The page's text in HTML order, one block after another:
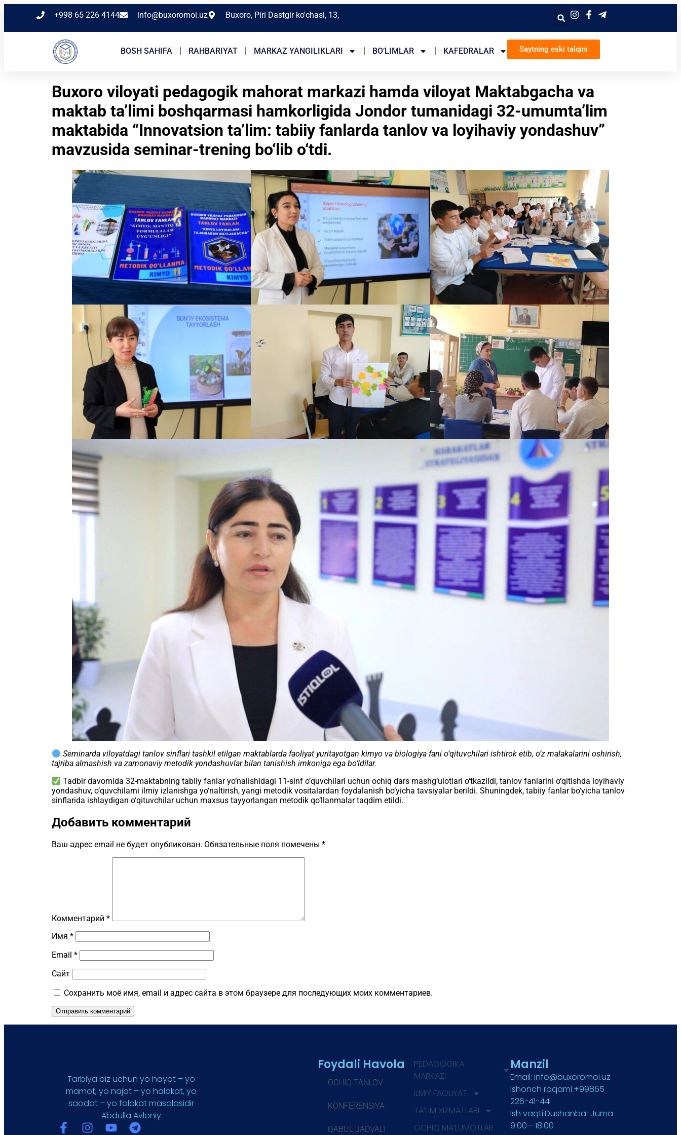
+998 65 226 4144 info@buxoromoi.uz Buxoro, Piri Dastgir ko'chasi, 13,
BOSH SAHIFA RAHBARIYAT MARKAZ YANGILIKLARI BO’LIMLAR KAFEDRALAR Saytning eski talqini
Buxoro viloyati pedagogik mahorat markazi hamda viloyat Maktabgacha va
maktab ta’limi boshqarmasi hamkorligida Jondor tumanidagi 32-umumta’lim
maktabida “Innovatsion ta’lim: tabiiy fanlarda tanlov va loyihaviy yondashuv”
mavzusida seminar-trening bo‘lib o‘tdi.
Seminarda viloyatdagi tanlov sinflari tashkil etilgan maktablarda faoliyat yuritayotgan kimyo va biologiya fani o‘qituvchilari ishtirok etib, o‘z malakalarini oshirish,
tajriba almashish va zamonaviy metodik yondashuvlar bilan tanishish imkoniga ega bo‘ldilar.
Tadbir davomida 32-maktabning tabiiy fanlar yo‘nalishidagi 11-sinf o‘quvchilari uchun ochiq dars mashg‘ulotlari o‘tkazildi, tanlov fanlarini o‘qitishda loyihaviy
yondashuv, o‘quvchilarni ilmiy izlanishga yo‘naltirish, yangi metodik vositalardan foydalanish bo‘yicha tavsiyalar berildi. Shuningdek, tabiiy fanlar bo‘yicha tanlov
sinflarida ishlaydigan o‘qituvchilar uchun maxsus tayyorlangan metodik qo‘llanmalar taqdim etildi.
Добавить комментарий
Ваш адрес email не будет опубликован. Обязательные поля помечены *
Комментарий *
Имя *
Email *
Сайт
Сохранить моё имя, email и адрес сайта в этом браузере для последующих моих комментариев.
Tarbiya biz uchun yo hayot – yo
mamot, yo najot – yo halokat, yo
saodat – yo falokat masalasidir
Abdulla Avloniy
Foydali Havola
OCHIQ TANLOV
KONFERENSIYA
QABUL JADVALI
PEDAGOGIKA
MARKAZI
ILMIY FAOLIYAT
TA’LIM XIZMATLARI
OCHIQ MA’LUMOTLAR
Manzil
Email: info@buxoromoi.uz
Ishonch raqami:+99865
226-41-44
Ish vaqti:Dushanba-Juma
9:00 - 18:00